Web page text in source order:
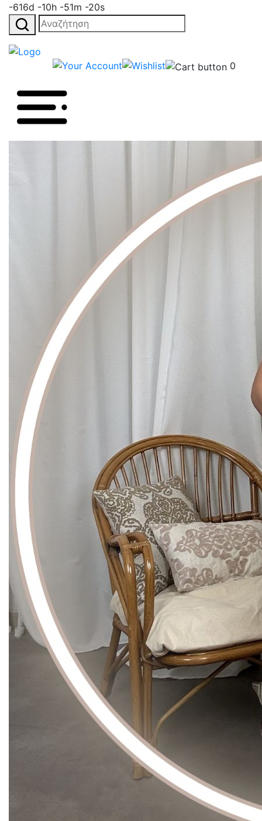
-616d -10h -51m -20s
Αναζήτηση
για:
0